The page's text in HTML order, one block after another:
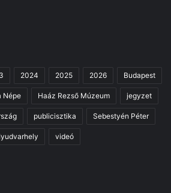
2024 2025 2026 Budapest
Népe Haáz Rezső Múzeum jegyzet
publicisztika Sebestyén Péter
videó